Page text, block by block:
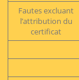
Fautes excluant
l’attribution du
certificat